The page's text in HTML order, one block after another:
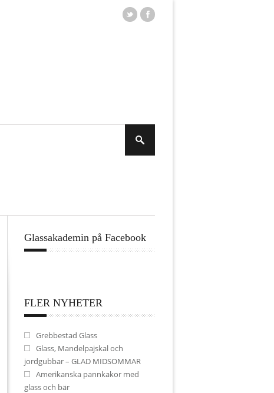
Glassakademin på Facebook
FLER NYHETER
Grebbestad Glass
Glass, Mandelpajskal och
jordgubbar – GLAD MIDSOMMAR
Amerikanska pannkakor med
glass och bär